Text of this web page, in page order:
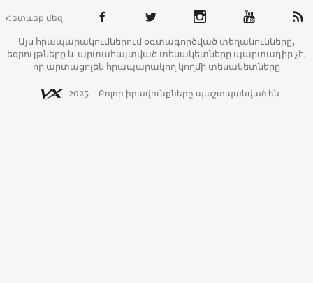
Հետևեք մեզ
Այս հրապարակումներում օգտագործված տեղանունները,
եզրույթները և արտահայտված տեսակետները պարտադիր չէ,
որ արտացոլեն հրապարակող կողմի տեսակետները
2025 - Բոլոր իրավունքները պաշտպանված են